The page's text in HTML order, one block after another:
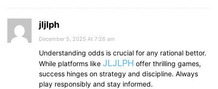
jljlph
December 5, 2025 At 7:26 am
Understanding odds is crucial for any rational bettor.
While platforms like JLJLPH offer thrilling games,
success hinges on strategy and discipline. Always
play responsibly and stay informed.